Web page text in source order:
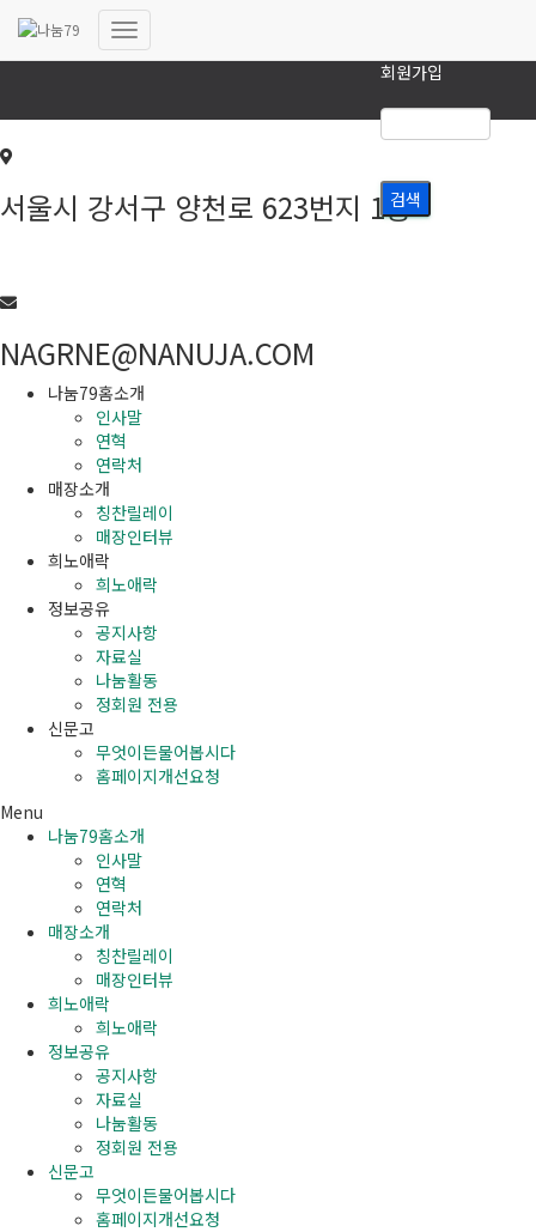
회원가입
내비게이션
서울시 강서구 양천로 623번지 1층
NAGRNE@NANUJA.COM
나눔79홈소개
인사말
연혁
연락처
매장소개
칭찬릴레이
매장인터뷰
희노애락
희노애락
정보공유
공지사항
자료실
나눔활동
정회원 전용
신문고
무엇이든물어봅시다
홈페이지개선요청
Menu
나눔79홈소개
인사말
연혁
연락처
매장소개
칭찬릴레이
매장인터뷰
희노애락
희노애락
정보공유
공지사항
자료실
나눔활동
정회원 전용
신문고
무엇이든물어봅시다
홈페이지개선요청